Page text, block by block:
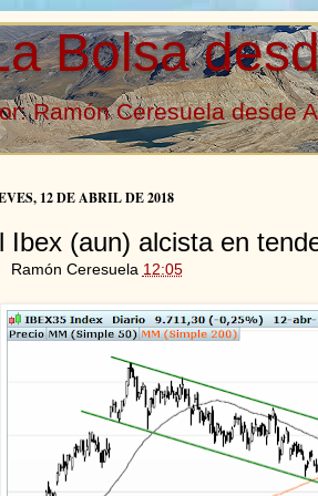
Bolsa
Ramón Ceresuela desde
12 DE ABRIL DE 2018
Ibex (aun) alcista en
Ramón Ceresuela 12:05